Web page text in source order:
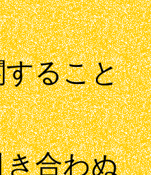
こと
合わぬ